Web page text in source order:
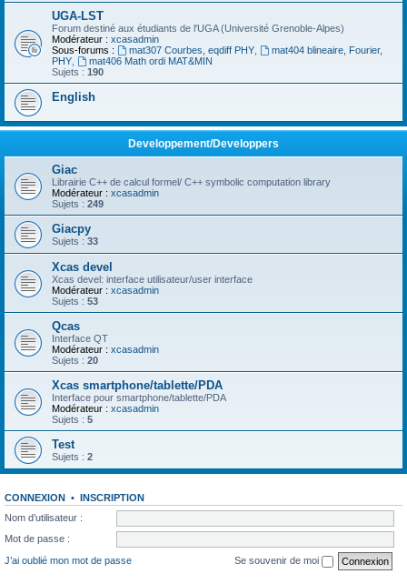
UGA-LST
Forum destiné aux étudiants de l'UGA (Université Grenoble-Alpes)
Modérateur : xcasadmin
Sous-forums :
mat307 Courbes, eqdiff PHY,
mat404 blineaire, Fourier,
PHY
mat406 Math ordi MAT&MIN
Sujets : 190
English
Developpement/Developpers
Giac
Librairie C++ de calcul formel/ C++ symbolic computation library
Modérateur : xcasadmin
Sujets : 249
Giacpy
Sujets : 33
Xcas devel
Xcas devel: interface utilisateur/user interface
Modérateur : xcasadmin
Sujets : 53
Qcas
Interface QT
Modérateur : xcasadmin
Sujets : 20
Xcas smartphone/tablette/PDA
Interface pour smartphone/tablette/PDA
Modérateur : xcasadmin
Sujets : 5
Test
Sujets : 2
CONNEXION • INSCRIPTION
Nom d’utilisateur :
Mot de passe :
J’ai oublié mon mot de passe
Se souvenir de moi